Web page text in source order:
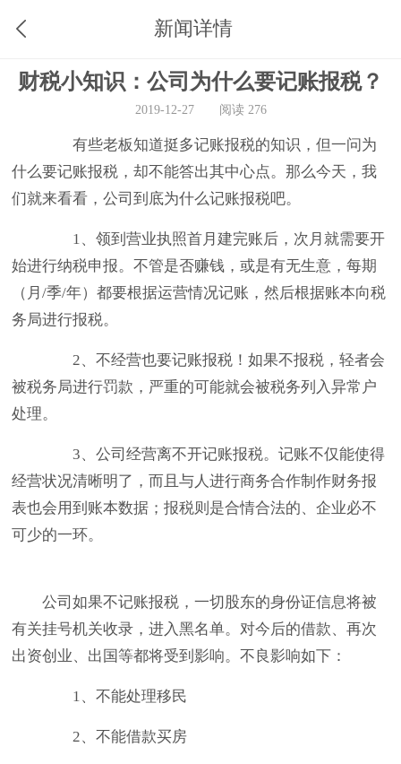
新闻详情
财税小知识：公司为什么要记账报税？
2019-12-27 阅读 276
有些老板知道挺多记账报税的知识，但一问为
什么要记账报税，却不能答出其中心点。那么今天，我
们就来看看，公司到底为什么记账报税吧。
1、领到营业执照首月建完账后，次月就需要开
始进行纳税申报。不管是否赚钱，或是有无生意，每期
（月/季/年）都要根据运营情况记账，然后根据账本向税
务局进行报税。
2、不经营也要记账报税！如果不报税，轻者会
被税务局进行罚款，严重的可能就会被税务列入异常户
处理。
3、公司经营离不开记账报税。记账不仅能使得
经营状况清晰明了，而且与人进行商务合作制作财务报
表也会用到账本数据；报税则是合情合法的、企业必不
可少的一环。
公司如果不记账报税，一切股东的身份证信息将被
有关挂号机关收录，进入黑名单。对今后的借款、再次
出资创业、出国等都将受到影响。不良影响如下：
1、不能处理移民
2、不能借款买房